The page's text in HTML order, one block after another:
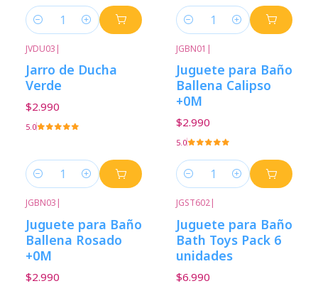
Cantidad Cantidad
JVDU03 |
Jarro de Ducha
Verde
$2.990
5.0
Cantidad
JGBN01 |
Juguete para Baño
Ballena Calipso
+0M
$2.990
5.0
Cantidad
JGBN03 |
Juguete para Baño
Ballena Rosado
+0M
$2.990
JGST602|
Juguete para Baño
Bath Toys Pack 6
unidades
$6.990